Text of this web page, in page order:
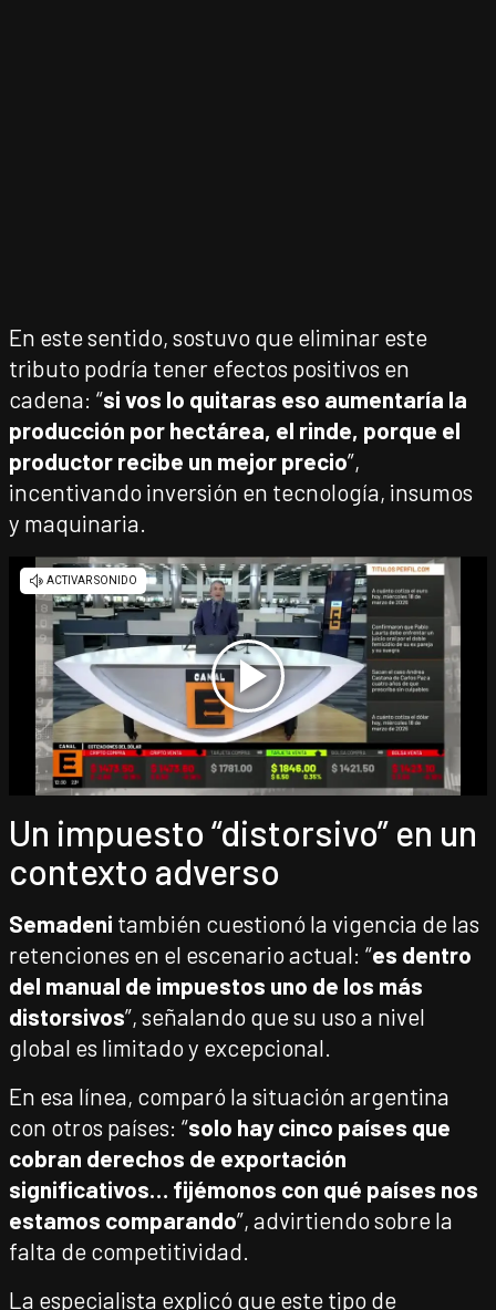
En este sentido, sostuvo que eliminar este
tributo podría tener efectos positivos en
cadena: “si vos lo quitaras eso aumentaría la
producción por hectárea, el rinde, porque el
productor recibe un mejor precio”,
incentivando inversión en tecnología, insumos
y maquinaria.
Un impuesto “distorsivo” en un
contexto adverso
Semadeni también cuestionó la vigencia de las
retenciones en el escenario actual: “es dentro
del manual de impuestos uno de los más
distorsivos”, señalando que su uso a nivel
global es limitado y excepcional.
En esa línea, comparó la situación argentina
con otros países: “solo hay cinco países que
cobran derechos de exportación
significativos… fijémonos con qué países nos
estamos comparando”, advirtiendo sobre la
falta de competitividad.
La especialista explicó que este tipo de